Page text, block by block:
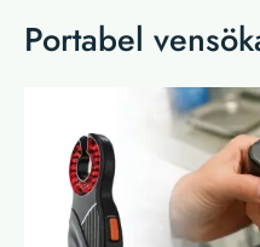
Portabel